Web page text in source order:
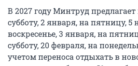
В 2027 году Минтруд предлагает
субботу, 2 января, на пятницу,5
воскресенье, 3 января, на
субботу, 20 февраля, на
учетом переноса отдыхать в